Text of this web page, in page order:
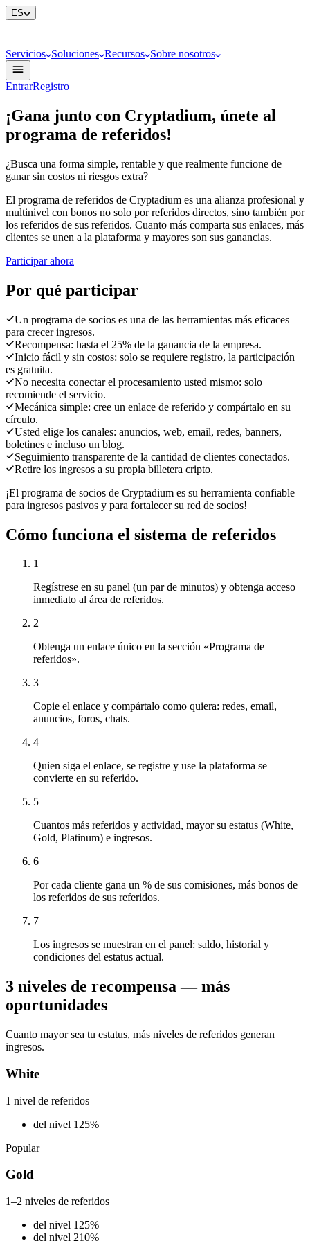
ES
Servicios Soluciones Recursos Sobre nosotros
EntrarRegistro
¡Gana junto con Cryptadium, únete al
programa de referidos!
¿Busca una forma simple, rentable y que realmente funcione de
ganar sin costos ni riesgos extra?
El programa de referidos de Cryptadium es una alianza profesional y
multinivel con bonos no solo por referidos directos, sino también por
los referidos de sus referidos. Cuanto más comparta sus enlaces, más
clientes se unen a la plataforma y mayores son sus ganancias.
Participar ahora
Por qué participar
Un programa de socios es una de las herramientas más eficaces
para crecer ingresos.
Recompensa: hasta el 25% de la ganancia de la empresa.
Inicio fácil y sin costos: solo se requiere registro, la participación
es gratuita.
No necesita conectar el procesamiento usted mismo: solo
recomiende el servicio.
Mecánica simple: cree un enlace de referido y compártalo en su
círculo.
Usted elige los canales: anuncios, web, email, redes, banners,
boletines e incluso un blog.
Seguimiento transparente de la cantidad de clientes conectados.
Retire los ingresos a su propia billetera cripto.
¡El programa de socios de Cryptadium es su herramienta confiable
para ingresos pasivos y para fortalecer su red de socios!
Cómo funciona el sistema de referidos
1
Regístrese en su panel (un par de minutos) y obtenga acceso
inmediato al área de referidos.
2
Obtenga un enlace único en la sección «Programa de
referidos».
3
Copie el enlace y compártalo como quiera: redes, email,
anuncios, foros, chats.
4
Quien siga el enlace, se registre y use la plataforma se
convierte en su referido.
5
Cuantos más referidos y actividad, mayor su estatus (White,
Gold, Platinum) e ingresos.
6
Por cada cliente gana un % de sus comisiones, más bonos de
los referidos de sus referidos.
7
Los ingresos se muestran en el panel: saldo, historial y
condiciones del estatus actual.
3 niveles de recompensa — más
oportunidades
Cuanto mayor sea tu estatus, más niveles de referidos generan
ingresos.
White
1 nivel de referidos
del nivel 1 25%
Popular
Gold
1–2 niveles de referidos
del nivel 1 25%
del nivel 210%